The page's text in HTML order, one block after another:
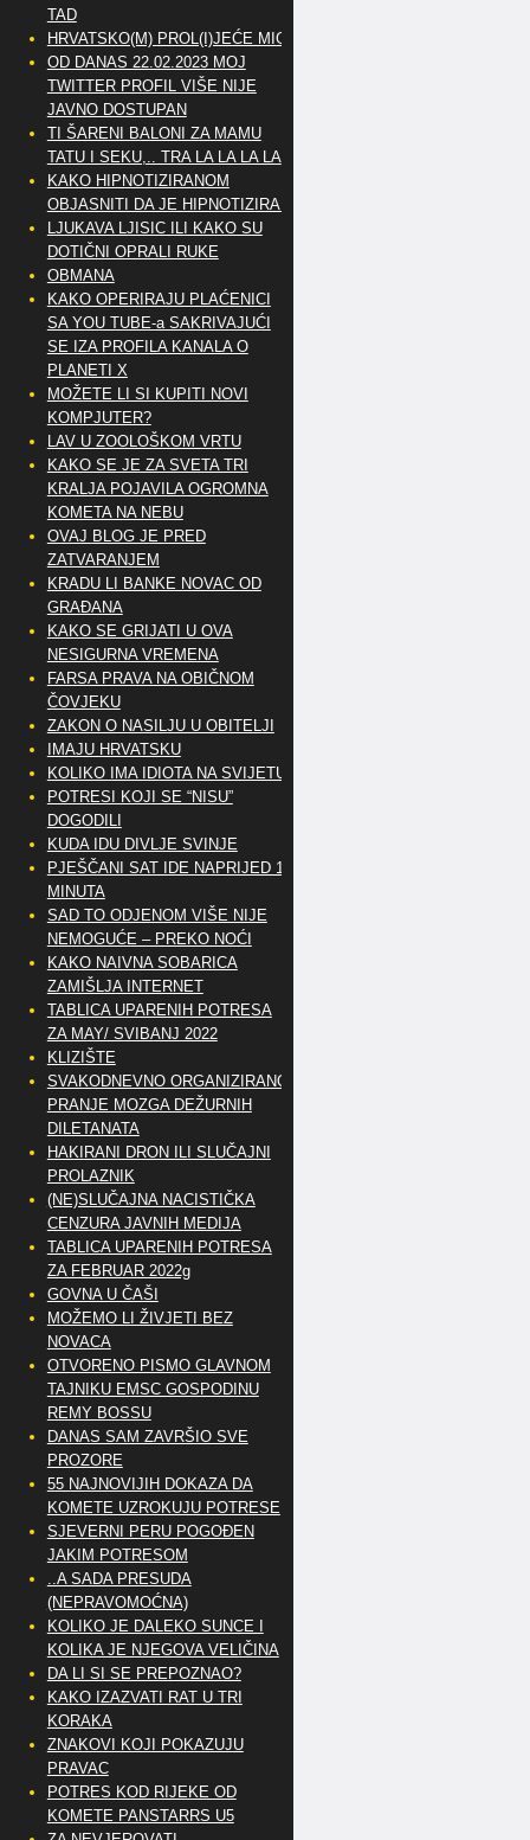
TAD
HRVATSKO(M) PROL(I)JEĆE MIG
OD DANAS 22.02.2023 MOJ
TWITTER PROFIL VIŠE NIJE
JAVNO DOSTUPAN
TI ŠARENI BALONI ZA MAMU
TATU I SEKU,.. TRA LA LA LA LA
KAKO HIPNOTIZIRANOM
OBJASNITI DA JE HIPNOTIZIRAN
LJUKAVA LJISIC ILI KAKO SU
DOTIČNI OPRALI RUKE
OBMANA
KAKO OPERIRAJU PLAĆENICI
SA YOU TUBE-a SAKRIVAJUĆI
SE IZA PROFILA KANALA O
PLANETI X
MOŽETE LI SI KUPITI NOVI
KOMPJUTER?
LAV U ZOOLOŠKOM VRTU
KAKO SE JE ZA SVETA TRI
KRALJA POJAVILA OGROMNA
KOMETA NA NEBU
OVAJ BLOG JE PRED
ZATVARANJEM
KRADU LI BANKE NOVAC OD
GRAĐANA
KAKO SE GRIJATI U OVA
NESIGURNA VREMENA
FARSA PRAVA NA OBIČNOM
ČOVJEKU
ZAKON O NASILJU U OBITELJI
IMAJU HRVATSKU
KOLIKO IMA IDIOTA NA SVIJETU?
POTRESI KOJI SE “NISU”
DOGODILI
KUDA IDU DIVLJE SVINJE
PJEŠČANI SAT IDE NAPRIJED 10
MINUTA
SAD TO ODJENOM VIŠE NIJE
NEMOGUĆE – PREKO NOĆI
KAKO NAIVNA SOBARICA
ZAMIŠLJA INTERNET
TABLICA UPARENIH POTRESA
ZA MAY/ SVIBANJ 2022
KLIZIŠTE
SVAKODNEVNO ORGANIZIRANO
PRANJE MOZGA DEŽURNIH
DILETANATA
HAKIRANI DRON ILI SLUČAJNI
PROLAZNIK
(NE)SLUČAJNA NACISTIČKA
CENZURA JAVNIH MEDIJA
TABLICA UPARENIH POTRESA
ZA FEBRUAR 2022g
GOVNA U ČAŠI
MOŽEMO LI ŽIVJETI BEZ
NOVACA
OTVORENO PISMO GLAVNOM
TAJNIKU EMSC GOSPODINU
REMY BOSSU
DANAS SAM ZAVRŠIO SVE
PROZORE
55 NAJNOVIJIH DOKAZA DA
KOMETE UZROKUJU POTRESE
SJEVERNI PERU POGOĐEN
JAKIM POTRESOM
..A SADA PRESUDA
(NEPRAVOMOĆNA)
KOLIKO JE DALEKO SUNCE I
KOLIKA JE NJEGOVA VELIČINA
DA LI SI SE PREPOZNAO?
KAKO IZAZVATI RAT U TRI
KORAKA
ZNAKOVI KOJI POKAZUJU
PRAVAC
POTRES KOD RIJEKE OD
KOMETE PANSTARRS U5